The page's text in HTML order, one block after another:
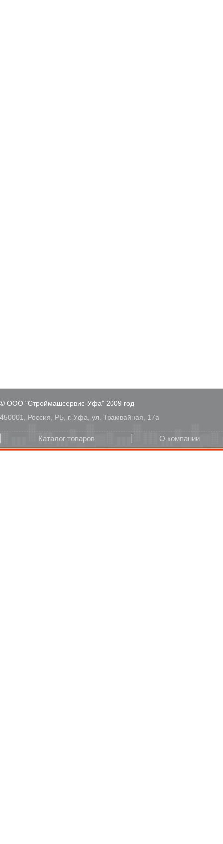
© ООО "Строймашсервис-Уфа" 2009 год
450001, Россия, РБ, г. Уфа, ул. Трамвайная, 17а
Каталог товаров О компании